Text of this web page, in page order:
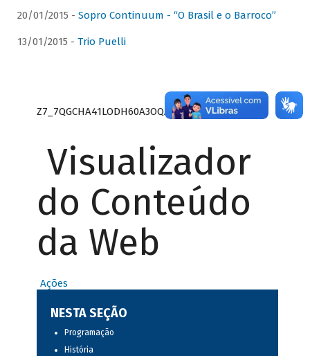
20/01/2015 - Sopro Continuum - “O Brasil e o Barroco”
13/01/2015 - Trio Puelli
Z7_7QGCHA41LODH60A3OQA8RN1415
Visualizador
do Conteúdo
da Web
Ações
NESTA SEÇÃO
Programação
História